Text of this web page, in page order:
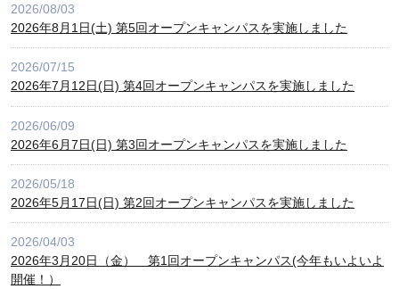
2026/08/03
2026年8月1日(土) 第5回オープンキャンパスを実施しました
2026/07/15
2026年7月12日(日) 第4回オープンキャンパスを実施しました
2026/06/09
2026年6月7日(日) 第3回オープンキャンパスを実施しました
2026/05/18
2026年5月17日(日) 第2回オープンキャンパスを実施しました
2026/04/03
2026年3月20日（金） 第1回オープンキャンパス(今年もいよいよ
開催！）